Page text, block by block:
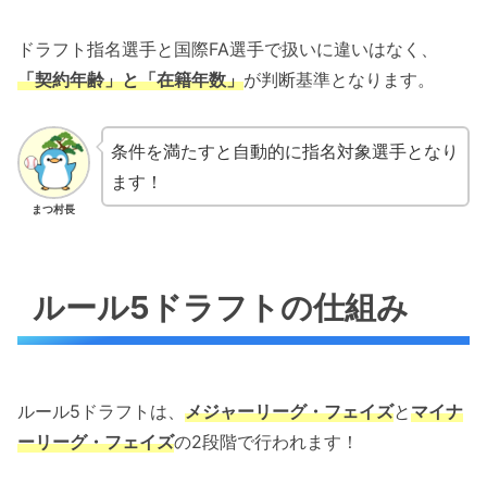
ドラフト指名選手と国際FA選手で扱いに違いはなく、
「契約年齢」と「在籍年数」が判断基準となります。
まつ村長
条件を満たすと自動的に指名対象選手となり
ます！
ルール5ドラフトの仕組み
ルール5ドラフトは、 メジャーリーグ・フェイズとマイナ
ーリーグ・フェイズの2段階で行われます！